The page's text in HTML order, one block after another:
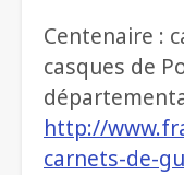
Centenaire :
casques de
http://
carnets-de-